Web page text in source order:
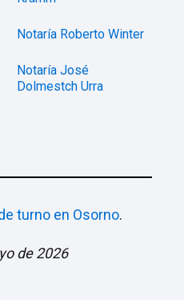
Notaría Roberto Winter
Notaría José
Dolmestch Urra
turno en Osorno.
de 2026